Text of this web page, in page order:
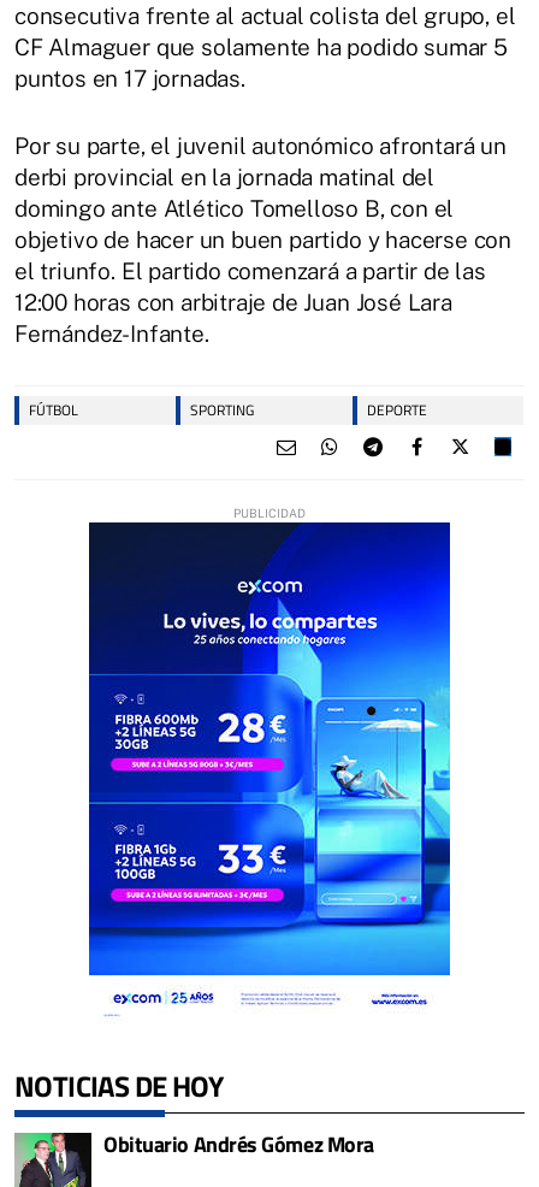
consecutiva frente al actual colista del grupo, el
CF Almaguer que solamente ha podido sumar 5
puntos en 17 jornadas.
Por su parte, el juvenil autonómico afrontará un
derbi provincial en la jornada matinal del
domingo ante Atlético Tomelloso B, con el
objetivo de hacer un buen partido y hacerse con
el triunfo. El partido comenzará a partir de las
12:00 horas con arbitraje de Juan José Lara
Fernández-Infante.
FÚTBOL SPORTING DEPORTE
NOTICIAS DE HOY
Obituario Andrés Gómez Mora